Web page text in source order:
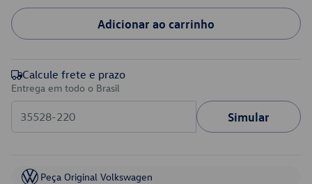
Adicionar ao carrinho
Calcule frete e prazo
Entrega em todo o Brasil
Simular
Peça Original Volkswagen